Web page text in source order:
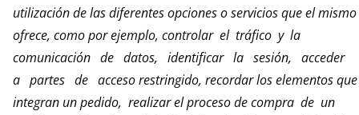
utilización de las diferentes opciones o servicios que el mismo
ofrece, como por ejemplo, controlar el tráfico y la
comunicación de datos, identificar la sesión, acceder
a partes de acceso restringido, recordar los elementos que
integran un pedido, realizar el proceso de compra de un